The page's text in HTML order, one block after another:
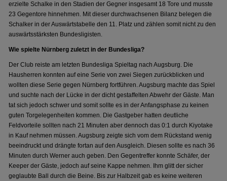
erzielte Schalke in den Stadien der Gegner insgesamt 18 Tore und musste
23 Gegentore hinnehmen. Mit dieser durchwachsenen Bilanz belegen die
Schalker in der Auswärtstabelle den 11. Platz und zählen somit nicht zu den
auswärtsstärksten Bundesligisten.
Wie spielte Nürnberg zuletzt in der Bundesliga?
Der Club reiste am letzten Bundesliga Spieltag nach Augsburg. Die
Hausherren konnten auf eine Serie von zwei Siegen zurückblicken und
wollten diese Serie gegen Nürnberg fortführen. Augsburg machte das Spiel
und suchte nach der Lücke in der dicht gestaffelten Abwehr der Gäste. Man
tat sich jedoch schwer und somit sollte es in der Anfangsphase zu keinen
guten Torgelegenheiten kommen. Die Gastgeber hatten deutliche
Feldvorteile sollten nach 21 Minuten aber dennoch das 0:1 durch Kiyotake
in Kauf nehmen müssen. Augsburg zeigte sich vom dem Rückstand wenig
beeindruckt und drängte fortan auf den Ausgleich. Diesen sollte es nach 36
Minuten durch Werner auch geben. Den Gegentreffer konnte Schäfer, der
Keeper der Gäste, jedoch auf seine Kappe nehmen. Ihm glitt der sicher
geglaubte Ball durch die Beine. Bis zur Halbzeit gab es keine weiteren